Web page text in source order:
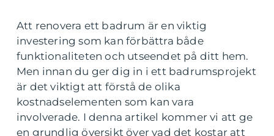
Att renovera ett badrum är en viktig
investering som kan förbättra både
funktionaliteten och utseendet på ditt hem.
Men innan du ger dig in i ett badrumsprojekt
är det viktigt att förstå de olika
kostnadselementen som kan vara
involverade. I denna artikel kommer vi att ge
en grundlig översikt över vad det kostar att